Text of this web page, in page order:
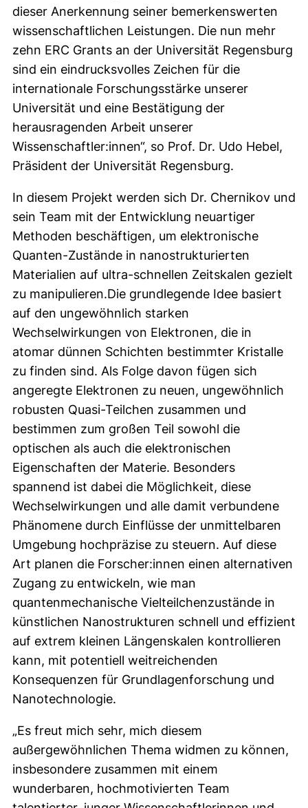
dieser Anerkennung seiner bemerkenswerten
wissenschaftlichen Leistungen. Die nun mehr
zehn ERC Grants an der Universität Regensburg
sind ein eindrucksvolles Zeichen für die
internationale Forschungsstärke unserer
Universität und eine Bestätigung der
herausragenden Arbeit unserer
Wissenschaftler:innen“, so Prof. Dr. Udo Hebel,
Präsident der Universität Regensburg.
In diesem Projekt werden sich Dr. Chernikov und
sein Team mit der Entwicklung neuartiger
Methoden beschäftigen, um elektronische
Quanten-Zustände in nanostrukturierten
Materialien auf ultra-schnellen Zeitskalen gezielt
zu manipulieren.Die grundlegende Idee basiert
auf den ungewöhnlich starken
Wechselwirkungen von Elektronen, die in
atomar dünnen Schichten bestimmter Kristalle
zu finden sind. Als Folge davon fügen sich
angeregte Elektronen zu neuen, ungewöhnlich
robusten Quasi-Teilchen zusammen und
bestimmen zum großen Teil sowohl die
optischen als auch die elektronischen
Eigenschaften der Materie. Besonders
spannend ist dabei die Möglichkeit, diese
Wechselwirkungen und alle damit verbundene
Phänomene durch Einflüsse der unmittelbaren
Umgebung hochpräzise zu steuern. Auf diese
Art planen die Forscher:innen einen alternativen
Zugang zu entwickeln, wie man
quantenmechanische Vielteilchenzustände in
künstlichen Nanostrukturen schnell und effizient
auf extrem kleinen Längenskalen kontrollieren
kann, mit potentiell weitreichenden
Konsequenzen für Grundlagenforschung und
Nanotechnologie.
„Es freut mich sehr, mich diesem
außergewöhnlichen Thema widmen zu können,
insbesondere zusammen mit einem
wunderbaren, hochmotivierten Team